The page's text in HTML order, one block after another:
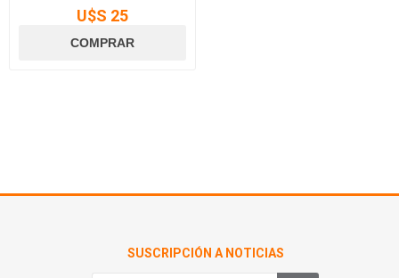
U$S 25
SUSCRIPCIÓN A NOTICIAS